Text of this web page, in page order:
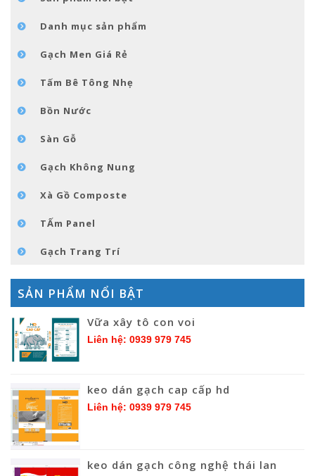
LIÊN HỆDanh mục sản phẩm
Gạch Men Giá Rẻ
Tấm Bê Tông Nhẹ
Bồn Nước
Sàn Gỗ
Gạch Không Nung
Xà Gồ Composte
TẤm Panel
Gạch Trang Trí
SẢN PHẨM NỔI BẬT
Vữa xây tô con voi
Liên hệ: 0939 979 745
keo dán gạch cap cấp hd
Liên hệ: 0939 979 745
keo dán gạch công nghệ thái lan